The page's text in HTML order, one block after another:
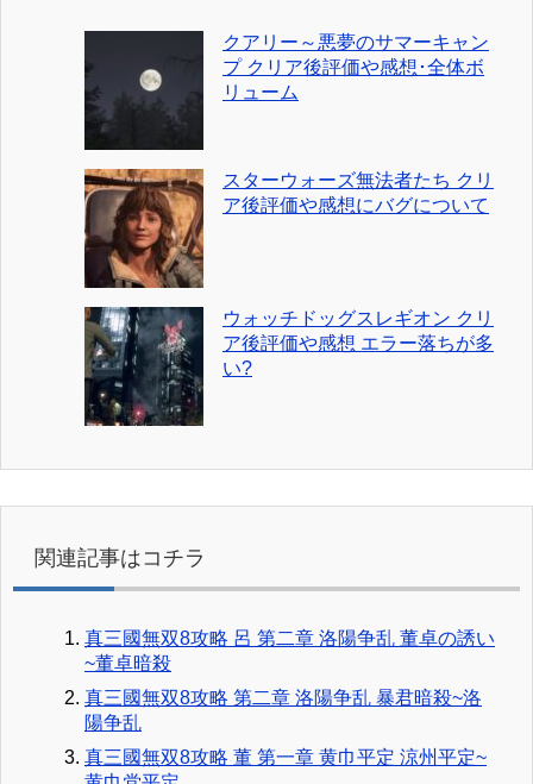
クアリー～悪夢のサマーキャン
プ クリア後評価や感想･全体ボ
リューム
スターウォーズ無法者たち クリ
ア後評価や感想にバグについて
ウォッチドッグスレギオン クリ
ア後評価や感想 エラー落ちが多
い?
関連記事はコチラ
真三國無双8攻略 呂 第二章 洛陽争乱 董卓の誘い
~董卓暗殺
真三國無双8攻略 第二章 洛陽争乱 暴君暗殺~洛
陽争乱
真三國無双8攻略 董 第一章 黄巾平定 涼州平定~